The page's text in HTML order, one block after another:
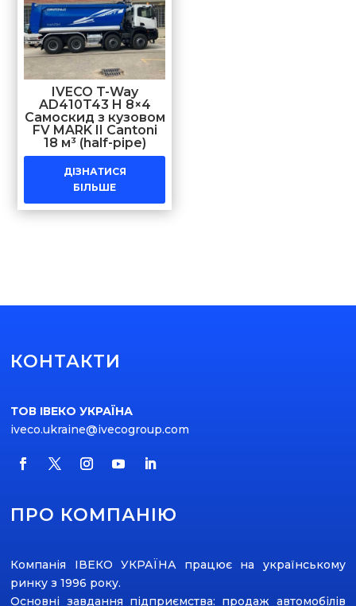
IVECO T-Way
AD410T43 H 8×4
Самоскид з кузовом
FV MARK II Cantoni
18 м³ (half-pipe)
ДІЗНАТИСЯ
БІЛЬШЕ
КОНТАКТИ
ТОВ ІВЕКО УКРАЇНА
iveco.ukraine@ivecogroup.com
ПРО КОМПАНІЮ
Компанія ІВЕКО УКРАЇНА працює на українському
ринку з 1996 року.
Основні завдання підприємства: продаж автомобілів